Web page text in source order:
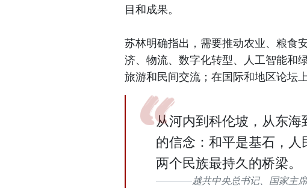
目和成果。
苏林明确指出，需要推动农业、粮食
济、物流、数字化转型、人工智能和
旅游和民间交流；在国际和地区论坛
从河内到科伦坡，从东海
的信念：和平是基石，
两个民族最持久的桥梁。
越共中央总书记、国家主